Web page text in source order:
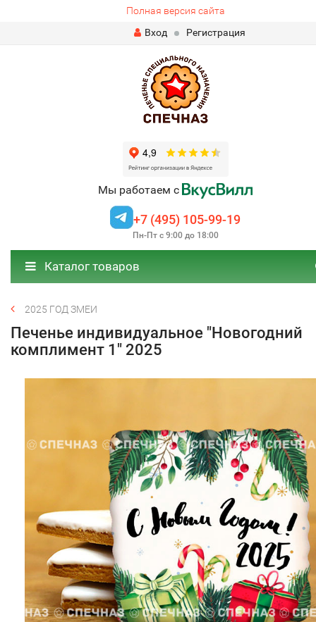
Полная версия сайта
Вход
Регистрация
Мы работаем с
+7 (495) 105-99-19
Пн-Пт с 9:00 до 18:00
Каталог товаров
2025 ГОД ЗМЕИ
Печенье индивидуальное "Новогодний
комплимент 1" 2025